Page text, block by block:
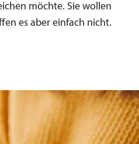
möchte. Sie wollen
es aber einfach nicht.